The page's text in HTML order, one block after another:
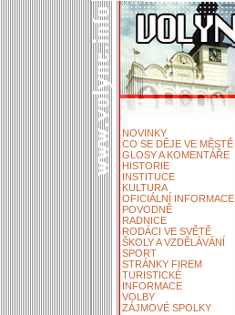
NOVINKY
CO SE DĚJE VE MĚSTĚ
GLOSY A KOMENTÁŘE
HISTORIE
INSTITUCE
KULTURA
OFICIÁLNÍ INFORMACE
POVODNĚ
RADNICE
RODÁCI VE SVĚTĚ
ŠKOLY A VZDĚLÁVÁNÍ
SPORT
STRÁNKY FIREM
TURISTICKÉ
INFORMACE
VOLBY
ZÁJMOVÉ SPOLKY